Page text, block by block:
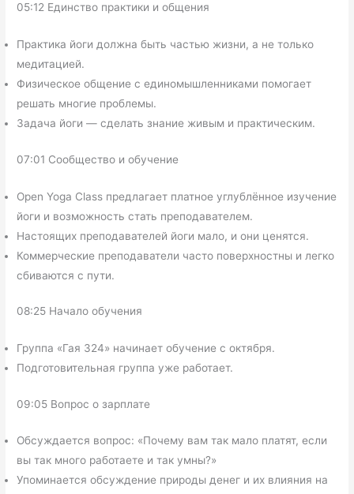
05:12 Единство практики и общения
Практика йоги должна быть частью жизни, а не только
медитацией.
Физическое общение с единомышленниками помогает
решать многие проблемы.
Задача йоги — сделать знание живым и практическим.
07:01 Сообщество и обучение
Open Yoga Class предлагает платное углублённое изучение
йоги и возможность стать преподавателем.
Настоящих преподавателей йоги мало, и они ценятся.
Коммерческие преподаватели часто поверхностны и легко
сбиваются с пути.
08:25 Начало обучения
Группа «Гая 324» начинает обучение с октября.
Подготовительная группа уже работает.
09:05 Вопрос о зарплате
Обсуждается вопрос: «Почему вам так мало платят, если
вы так много работаете и так умны?»
Упоминается обсуждение природы денег и их влияния на